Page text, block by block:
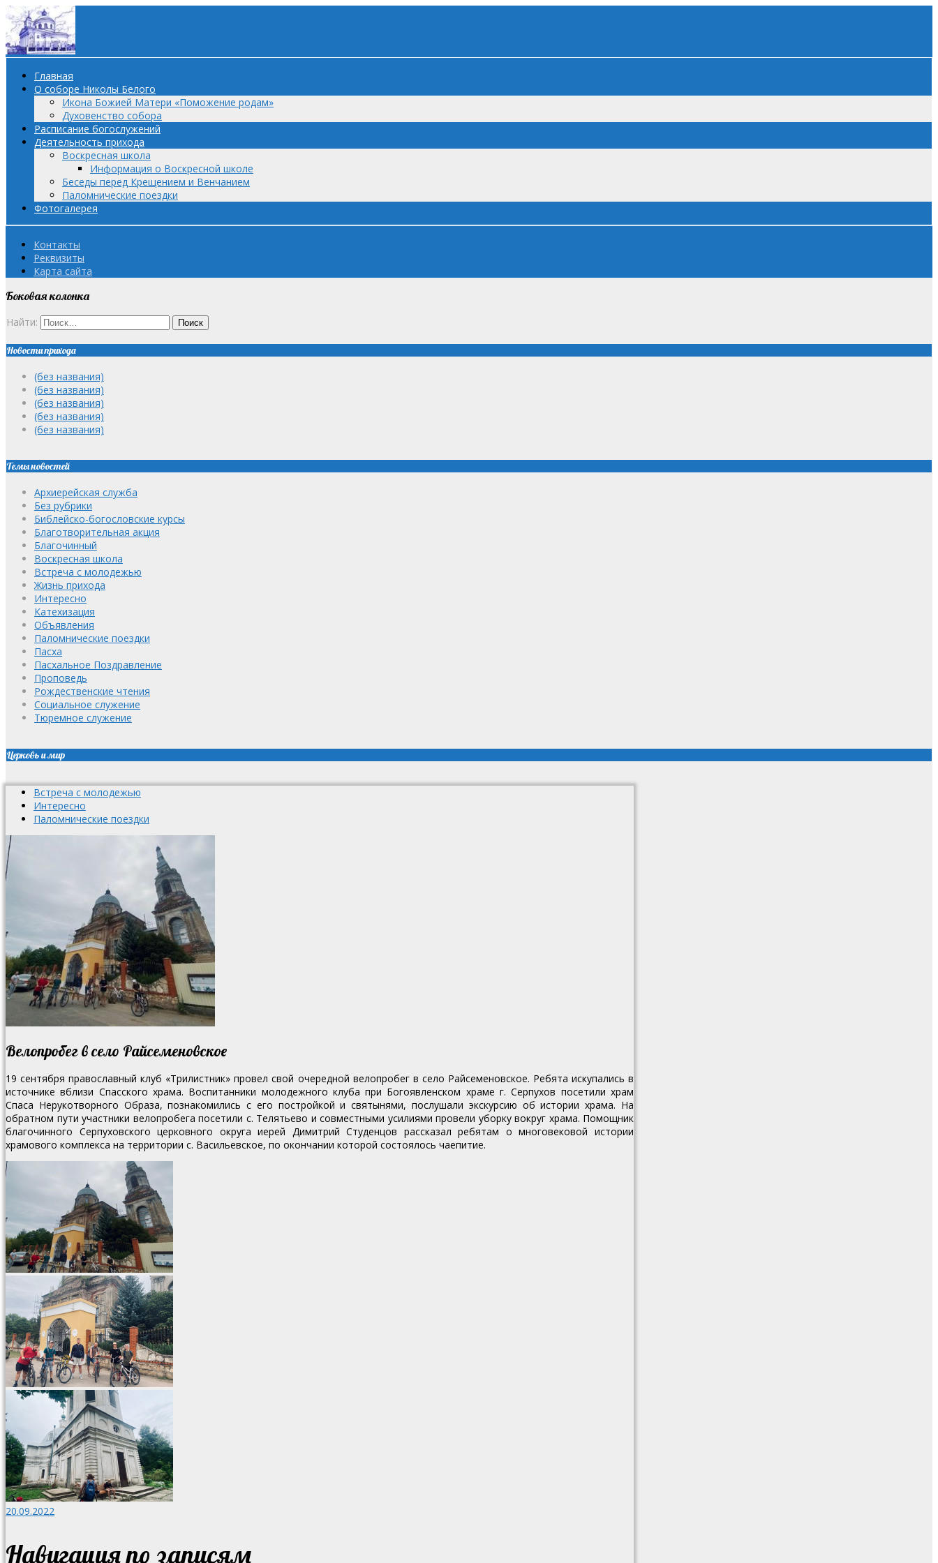
Главная
О соборе Николы Белого
Икона Божией Матери «Поможение родам»
Духовенство собора
Расписание богослужений
Деятельность прихода
Воскресная школа
Информация о Воскресной школе
Беседы перед Крещением и Венчанием
Паломнические поездки
Фотогалерея
Контакты
Реквизиты
Карта сайта
Боковая колонка
Найти:
Новости прихода
(без названия)
(без названия)
(без названия)
(без названия)
(без названия)
Темы новостей
Архиерейская служба
Без рубрики
Библейско-богословские курсы
Благотворительная акция
Благочинный
Воскресная школа
Встреча с молодежью
Жизнь прихода
Интересно
Катехизация
Объявления
Паломнические поездки
Пасха
Пасхальное Поздравление
Проповедь
Рождественские чтения
Социальное служение
Тюремное служение
Церковь и мир
Встреча с молодежью
Интересно
Паломнические поездки
Велопробег в село Райсеменовское
19 сентября православный клуб «Трилистник» провел свой очередной велопробег в село Райсеменовское. Ребята искупались в
источнике вблизи Спасского храма. Воспитанники молодежного клуба при Богоявленском храме г. Серпухов посетили храм
Спаса Нерукотворного Образа, познакомились с его постройкой и святынями, послушали экскурсию об истории храма. На
обратном пути участники велопробега посетили с. Телятьево и совместными усилиями провели уборку вокруг храма. Помощник
благочинного Серпуховского церковного округа иерей Димитрий Студенцов рассказал ребятам о многовековой истории
храмового комплекса на территории с. Васильевское, по окончании которой состоялось чаепитие.
20.09.2022
Навигация по записям